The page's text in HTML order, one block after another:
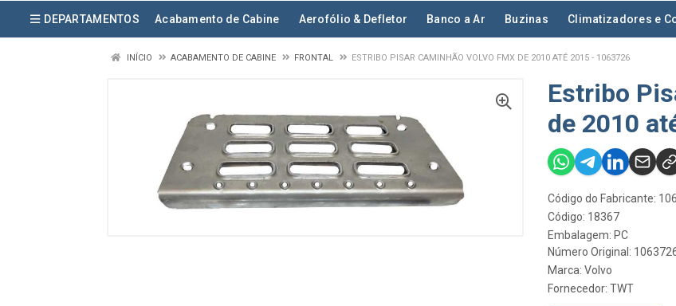
DEPARTAMENTOS Acabamento de Cabine Aerofólio & Defletor Banco a Ar Buzinas Climatizadores e
INÍCIO ACABAMENTO DE CABINE FRONTAL ESTRIBO PISAR CAMINHÃO VOLVO FMX DE 2010 ATÉ 2015 - 1063726
Estribo
de 2010
Código do Fabricante:
Código: 18367
Embalagem: PC
Número Original:
Marca: Volvo
Fornecedor: TWT